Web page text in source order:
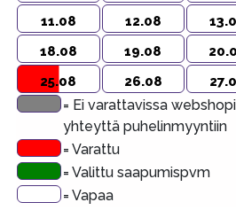
11.08 12.08
18.08
19.08
25.08 26.08
= Ei varattavissa
yhteyttä puhelinmyyntiin
= Varattu
= Valittu saapumispvm
= Vapaa